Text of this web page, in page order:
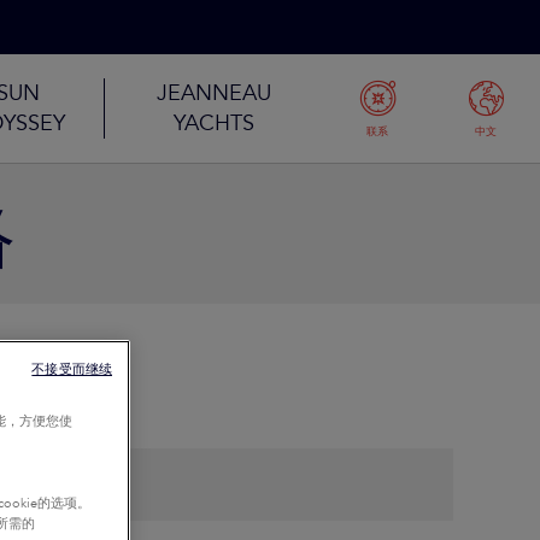
JEANNEAU
YACHTS
联系 中文
，方便您使
的选项。
需的
不接受而继续